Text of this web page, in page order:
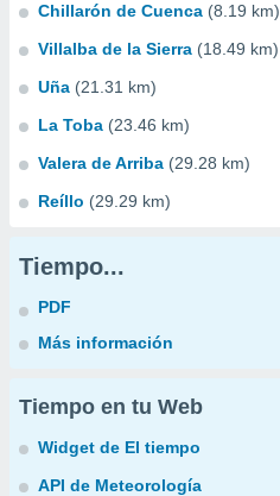
Chillarón de Cuenca (8.19 km)
Villalba de la Sierra (18.49 km)
Uña (21.31 km)
La Toba (23.46 km)
Valera de Arriba (29.28 km)
Reíllo (29.29 km)
Tiempo...
PDF
Más información
Tiempo en tu Web
Widget de El tiempo
API de Meteorología